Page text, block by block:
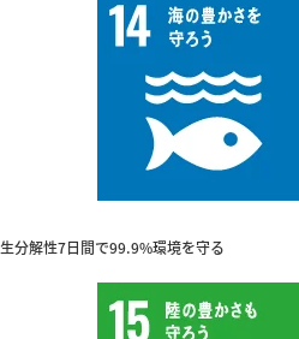
生分解性7日間で99.9%環境を守る